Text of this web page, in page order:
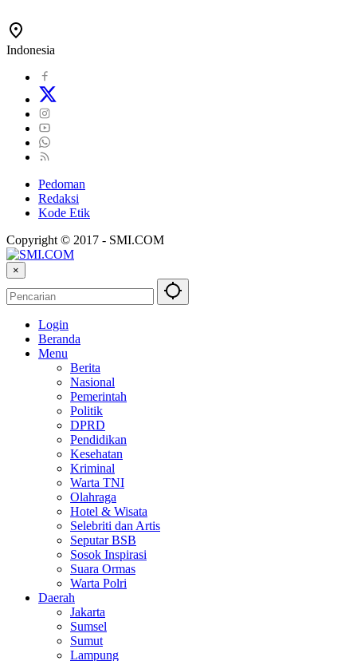
Indonesia
Pedoman
Redaksi
Kode Etik
Copyright © 2017 - SMI.COM
×
Login
Beranda
Menu
Berita
Nasional
Pemerintah
Politik
DPRD
Pendidikan
Kesehatan
Kriminal
Warta TNI
Olahraga
Hotel & Wisata
Selebriti dan Artis
Seputar BSB
Sosok Inspirasi
Suara Ormas
Warta Polri
Daerah
Jakarta
Sumsel
Sumut
Lampung